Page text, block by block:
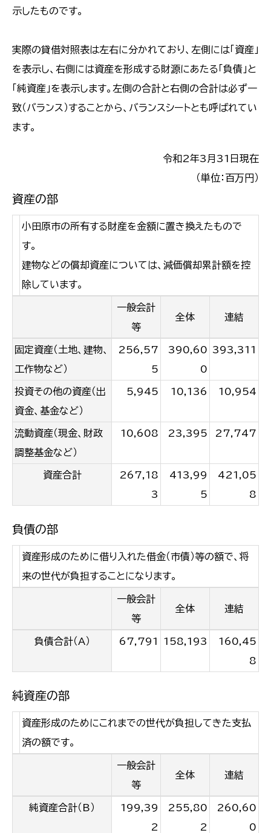
示したものです。
実際の貸借対照表は左右に分かれており、左側には「資産」
を表示し、右側には資産を形成する財源にあたる「負債」と
「純資産」を表示します。左側の合計と右側の合計は必ず一
致（バランス）することから、バランスシートとも呼ばれてい
ます。
令和2年3月31日現在
（単位：百万円）
資産の部
小田原市の所有する財産を金額に置き換えたもので
す。
建物などの償却資産については、減価償却累計額を控
除しています。
一般会計
等
全体 連結
固定資産（土地、建物、
工作物など）
256,57
5
390,60
0
393,311
投資その他の資産（出
資金、基金など）
5,945 10,136 10,954
流動資産（現金、財政
調整基金など）
10,608 23,395 27,747
資産合計
267,18
3
413,99
5
421,05
8
負債の部
資産形成のために借り入れた借金（市債）等の額で、将
来の世代が負担することになります。
一般会計
等
全体 連結
負債合計（A） 67,791 158,193
160,45
8
純資産の部
資産形成のためにこれまでの世代が負担してきた支払
済の額です。
一般会計
等
全体 連結
純資産合計（B）
199,39
2
255,80
2
260,60
0